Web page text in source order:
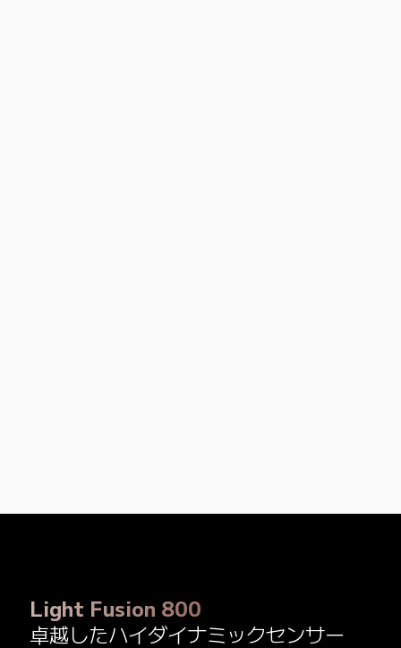
Light Fusion 800
卓越したハイダイナミックセンサー